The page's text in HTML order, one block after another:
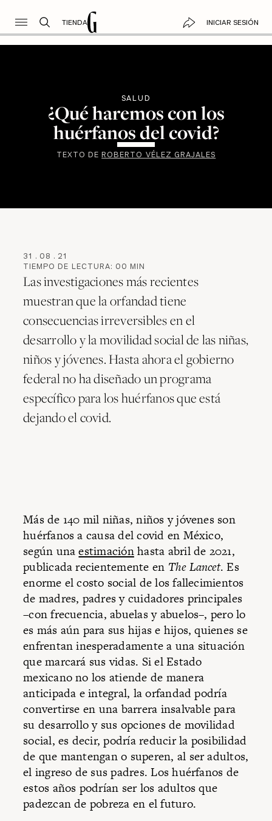
TIENDA INICIAR SESIÓN
SALUD
¿Qué haremos con los
huérfanos del covid?
TEXTO DEROBERTO VÉLEZ GRAJALES
31 . 08 . 21
TIEMPO DE LECTURA: 00 MIN
Las investigaciones más recientes
muestran que la orfandad tiene
consecuencias irreversibles en el
desarrollo y la movilidad social de las niñas,
niños y jóvenes. Hasta ahora el gobierno
federal no ha diseñado un programa
específico para los huérfanos que está
dejando el covid.
Más de 140 mil niñas, niños y jóvenes son
huérfanos a causa del covid en México,
según unaestimaciónhasta abril de 2021,
publicada recientemente en The Lancet. Es
enorme el costo social de los fallecimientos
de madres, padres y cuidadores principales
–con frecuencia, abuelas y abuelos–, pero lo
es más aún para sus hijas e hijos, quienes se
enfrentan inesperadamente a una situación
que marcará sus vidas. Si el Estado
mexicano no los atiende de manera
anticipada e integral, la orfandad podría
convertirse en una barrera insalvable para
su desarrollo y sus opciones de movilidad
social, es decir, podría reducir la posibilidad
de que mantengan o superen, al ser adultos,
el ingreso de sus padres. Los huérfanos de
estos años podrían ser los adultos que
padezcan de pobreza en el futuro.